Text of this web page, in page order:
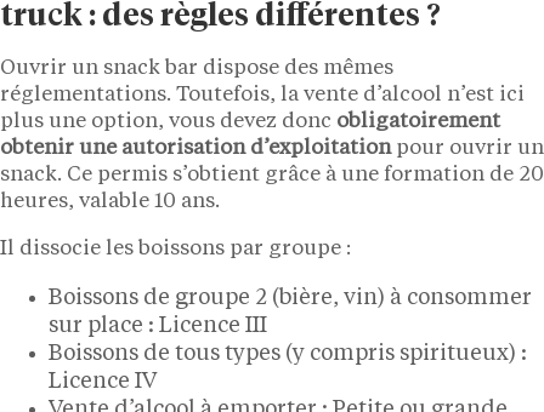
truck : des règles différentes ?
Ouvrir un snack bar dispose des mêmes
réglementations. Toutefois, la vente d’alcool n’est ici
plus une option, vous devez donc obligatoirement
obtenir une autorisation d’exploitationpour ouvrir un
snack. Ce permis s’obtient grâce à une formation de 20
heures, valable 10 ans.
Il dissocie les boissons par groupe :
Boissons de groupe 2 (bière, vin) à consommer
sur place : Licence III
Boissons de tous types (y compris spiritueux) :
Licence IV